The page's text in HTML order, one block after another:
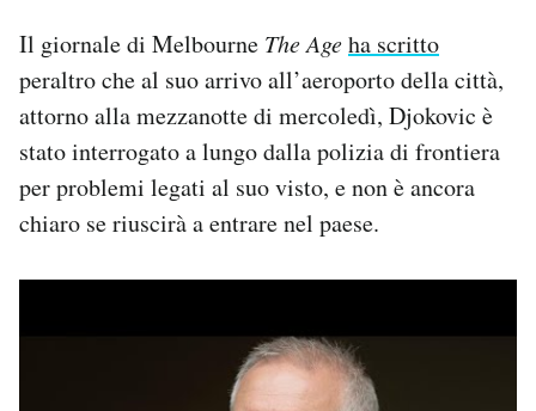
Il giornale di Melbourne The Ageha scritto
peraltro che al suo arrivo all’aeroporto della città,
attorno alla mezzanotte di mercoledì, Djokovic è
stato interrogato a lungo dalla polizia di frontiera
per problemi legati al suo visto, e non è ancora
chiaro se riuscirà a entrare nel paese.